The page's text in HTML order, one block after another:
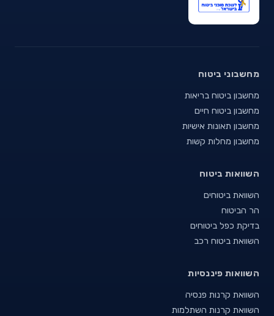
מחשבוני ביטוח
מחשבון ביטוח בריאות
מחשבון ביטוח חיים
מחשבון תאונות אישיות
מחשבון מחלות קשות
השוואות ביטוח
השוואת ביטוחים
הר הביטוח
בדיקת כפל ביטוחים
השוואת ביטוח רכב
השוואות פיננסיות
השוואת קרנות פנסיה
השוואת קרנות השתלמות